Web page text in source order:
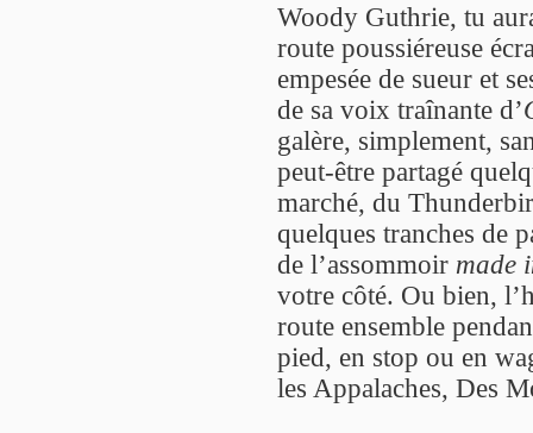
Woody Guthrie, tu
route poussiéreuse
empesée de sueur et
de sa voix traînante d’
galère, simplement,
peut-être partagé
marché, du
quelques tranches de
de l’assommoir made
votre côté. Ou bien,
route ensemble
pied, en stop ou en
les Appalaches, Des